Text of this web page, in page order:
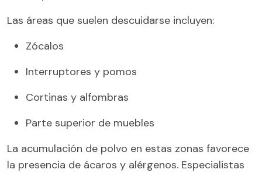
Las áreas que suelen descuidarse incluyen:
Zócalos
Interruptores y pomos
Cortinas y alfombras
Parte superior de muebles
La acumulación de polvo en estas zonas favorece
la presencia de ácaros y alérgenos. Especialistas